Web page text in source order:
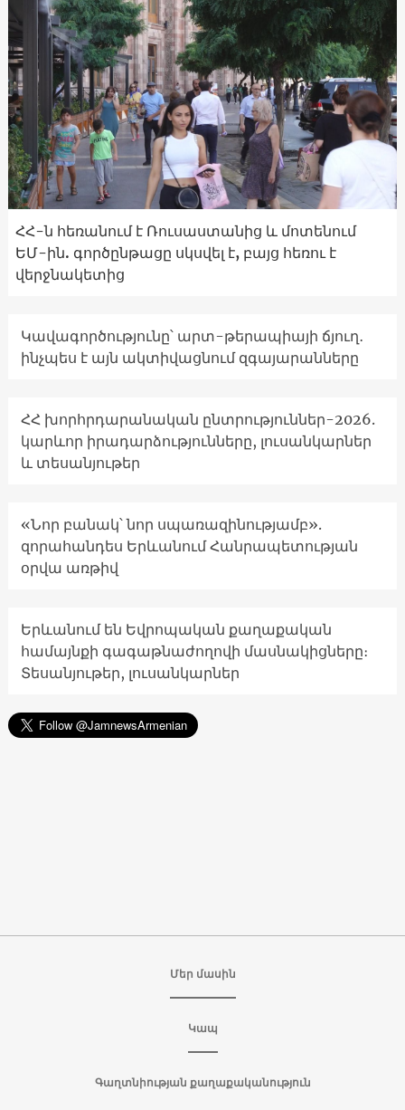
ՀՀ-ն հեռանում է Ռուսաստանից և մոտենում
ԵՄ-ին. գործընթացը սկսվել է, բայց հեռու է
վերջնակետից
Կավագործությունը՝ արտ-թերապիայի ճյուղ․
ինչպես է այն ակտիվացնում զգայարանները
ՀՀ խորհրդարանական ընտրություններ-2026.
կարևոր իրադարձությունները, լուսանկարներ
և տեսանյութեր
«Նոր բանակ՝ նոր սպառազինությամբ».
զորահանդես Երևանում Հանրապետության
օրվա առթիվ
Երևանում են Եվրոպական քաղաքական
համայնքի գագաթնաժողովի մասնակիցները։
Տեսանյութեր, լուսանկարներ
Մեր մասին
Կապ
Գաղտնիության քաղաքականություն